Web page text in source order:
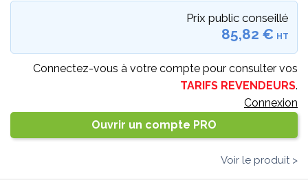
Prix public conseillé
85,82 € HT
Connectez-vous à votre compte pour consulter vos
TARIFS REVENDEURS.
Connexion
Ouvrir un compte PRO
Voir le produit >